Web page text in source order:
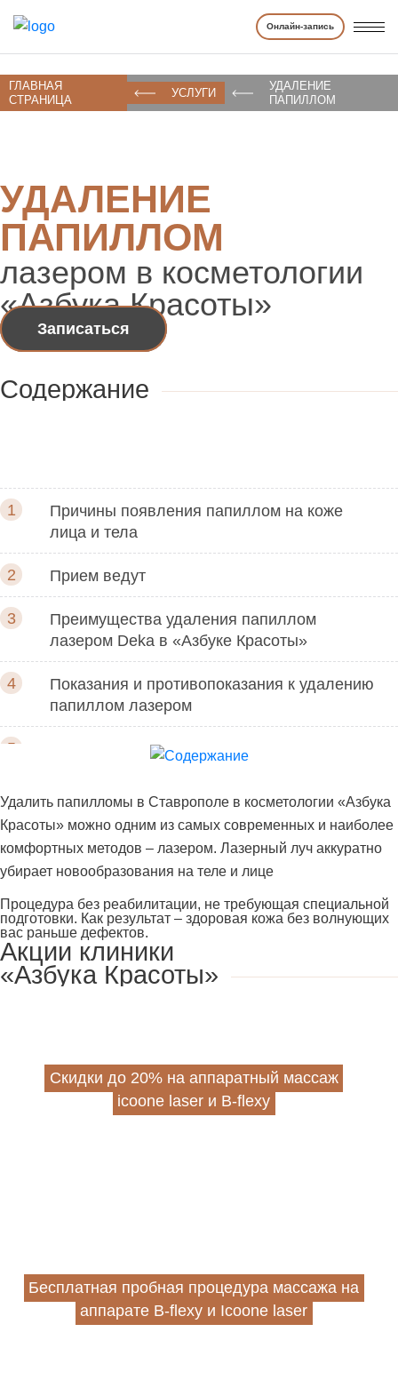
Онлайн-запись
ГЛАВНАЯ
СТРАНИЦА
УСЛУГИ
УДАЛЕНИЕ
ПАПИЛЛОМ
УДАЛЕНИЕ
ПАПИЛЛОМ
лазером в косметологии
«Азбука Красоты»
Записаться
Содержание
Причины появления папиллом на коже
лица и тела
Прием ведут
Преимущества удаления папиллом
лазером Deka в «Азбуке Красоты»
Показания и противопоказания к удалению
папиллом лазером
Сколько стоит удаление папиллом: цена в
Как проходит удаление папиллом лазером
Deka в «Азбуке Красоты»
Фото до и после удаления папиллом в
клинике «Азбука Красоты»
Отзывы наших пациентов об удалении
папиллом
Удалить папилломы в Ставрополе в косметологии «Азбука
Красоты» можно одним из самых современных и наиболее
комфортных методов – лазером. Лазерный луч аккуратно
убирает новообразования на теле и лице
Процедура без реабилитации, не требующая специальной
подготовки. Как результат – здоровая кожа без волнующих
вас раньше дефектов.
Акции клиники
«Азбука Красоты»
Скидки до 20% на аппаратный массаж
icoone laser и B-flexy
Бесплатная пробная процедура массажа на
аппарате B-flexy и Icoone laser